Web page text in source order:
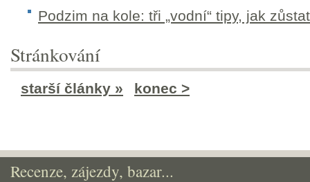
Podzim na kole: tři „vodní“ tipy, jak
Stránkování
starší články » konec >
Recenze, zájezdy, bazar...